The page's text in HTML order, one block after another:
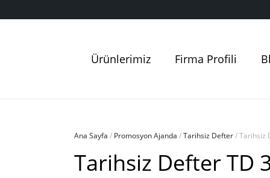
Ürünlerimiz Firma Profili
Ana Sayfa / Promosyon Ajanda /Tarihsiz Defter/ Tarihsiz
Tarihsiz Defter TD